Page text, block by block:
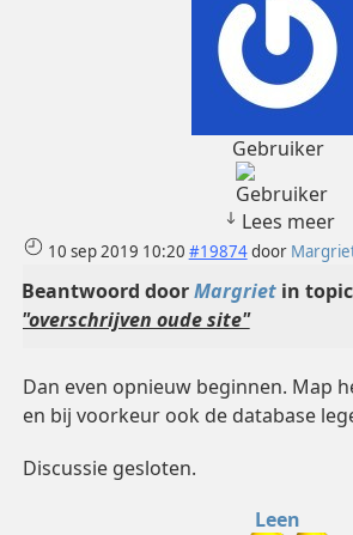
Gebruiker
Lees meer
10 sep 2019 10:20 #19874door
Beantwoord doorMargrietin topic
"overschrijven oude site"
Dan even opnieuw beginnen. Map
en bij voorkeur ook de database
Discussie gesloten.
Leen